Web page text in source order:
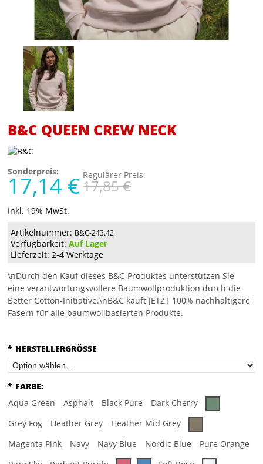
B&C QUEEN CREW NECK
Sonderpreis:
17,14 € Regulärer Preis:
17,85 €
Inkl. 19% MwSt.
Artikelnummer: B&C-243.42
Verfügbarkeit:Auf Lager
Lieferzeit: 2-4 Werktage
\nDurch den Kauf dieses B&C-Produktes unterstützen Sie
eine verantwortungsvollere Baumwollproduktion durch die
Better Cotton-Initiative.\nB&C kauft JETZT 100% nachhaltigere
Fasern für alle baumwollbasierten Produkte.
* HERSTELLERGRÖSSE
* FARBE:
Aqua Green
Asphalt Black Pure
Dark Cherry
Grey Fog
Heather Grey
Heather Mid Grey
Magenta Pink
Navy Navy Blue Nordic Blue
Pure Orange